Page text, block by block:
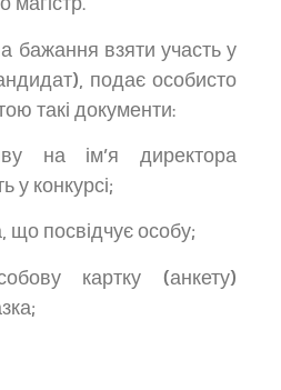
бажання взяти участь у
подає особисто
такі документи:
на ім’я директора
у конкурсі;
що посвідчує особу;
картку (анкету)